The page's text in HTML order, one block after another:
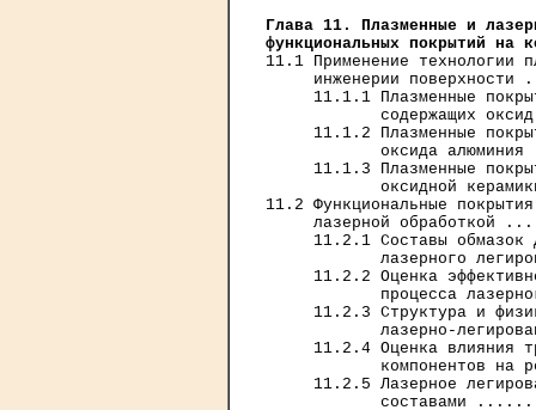
Глава 11. Плазменные и
функциональных покрытий на
11.1 Применение технологии
инженерии поверхности
11.1.1 Плазменные
содержащих
11.1.2 Плазменные
оксида алюминия
11.1.3 Плазменные
оксидной
11.2 Функциональные
лазерной обработкой
11.2.1 Составы обмазок
лазерного
11.2.2 Оценка
процесса
11.2.3 Структура и
лазерно-
11.2.4 Оценка влияния
компонентов на
11.2.5 Лазерное
составами